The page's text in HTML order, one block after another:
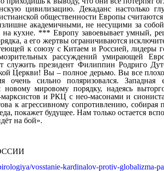
vosstanie-kardinalov-protiv-globalizma-